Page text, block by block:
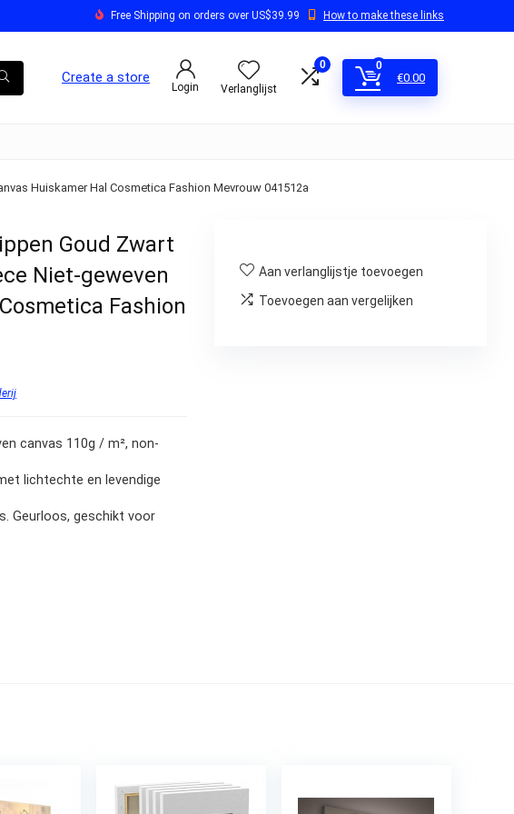
Free Shipping on orders over US$39.99 How to make these links
Create a store
Login Verlanglijst
0 0
€0.00
Huiskamer Hal Cosmetica Fashion Mevrouw 041512a
Goud Zwart
Niet-geweven
Fashion
canvas 110g / m², non-
lichtechte en levendige
Geurloos, geschikt voor
Aan verlanglijstje toevoegen
Toevoegen aan vergelijken